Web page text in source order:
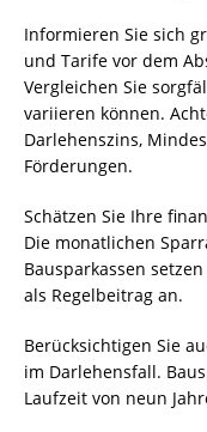
Informieren Sie sich
und Tarife vor dem
Vergleichen Sie
variieren können.
Darlehenszins,
Förderungen.
Schätzen Sie Ihre
Die monatlichen
Bausparkassen
als Regelbeitrag an.
Berücksichtigen Sie
im Darlehensfall.
Laufzeit von neun